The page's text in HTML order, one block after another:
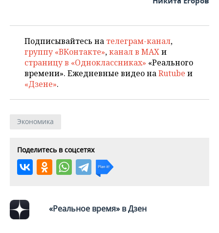
Подписывайтесь на телеграм-канал,
группу «ВКонтакте»,канал в MAXи
страницу в «Одноклассниках» «Реального
времени». Ежедневные видео наRutube и
«Дзене».
Экономика
Поделитесь в соцсетях
«Реальное время» в Дзен